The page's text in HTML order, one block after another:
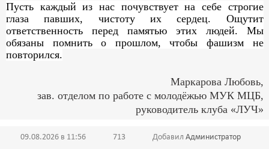
Пусть каждый из нас почувствует на себе строгие
глаза павших, чистоту их сердец. Ощутит
ответственность перед памятью этих людей. Мы
обязаны помнить о прошлом, чтобы фашизм не
повторился.
Маркарова Любовь,
зав. отделом по работе с молодёжью МУК МЦБ,
руководитель клуба «ЛУЧ»
09.08.2026 в 11:56 713 Добавил Администратор